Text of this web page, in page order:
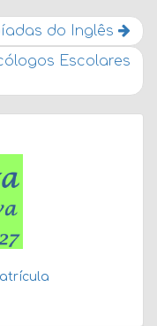
do Inglês
Escolares